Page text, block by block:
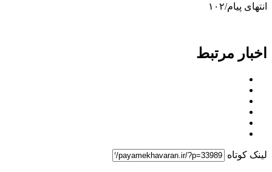
انتهای پیام/۱۰۲
اخبار مرتبط
لینک کوتاه